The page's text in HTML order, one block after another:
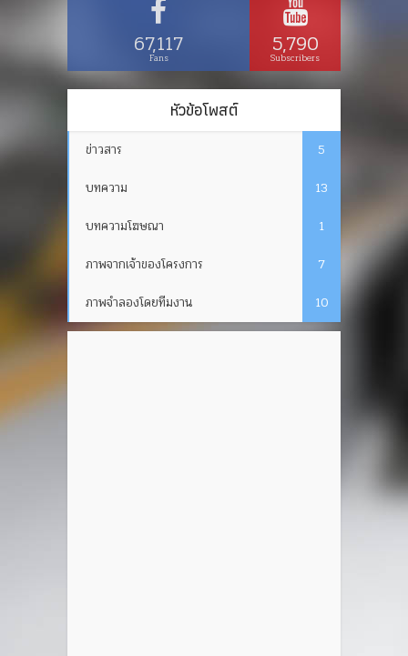
67,117
Fans 5,790
Subscribers
หัวข้อโพสต์
ข่าวสาร
5
บทความ
13
บทความโฆษณา
1
ภาพจากเจ้าของโครงการ
7
ภาพจำลองโดยทีมงาน
10